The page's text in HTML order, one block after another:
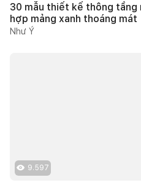
30 mẫu thiết kế thông tầng
hợp mảng xanh thoáng mát
Như Ý
9.597